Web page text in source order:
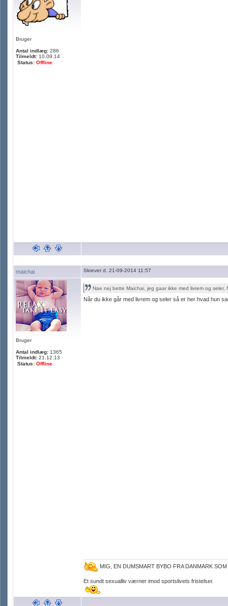
Bruger
Antal indlæg: 286
Tilmeldt: 10.09.14
Status: Offline
maichai Skrevet d. 21-09-2014 11:57
Bruger
Antal indlæg: 1365
Tilmeldt: 21.12.13
Status: Offline
Nae nej bette Maichai, jeg gaar ikke med livrem og
Når du ikke går med livrem og seler så er her hvad hun
MIG, EN DUMSMART BYBO FRA DANMARK
Et sundt sexualliv værner imod sportslivets fristelser.